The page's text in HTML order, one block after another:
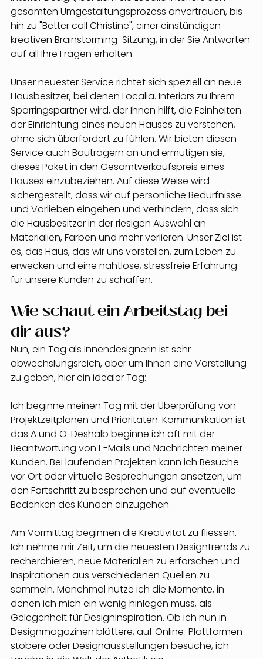
gesamten Umgestaltungsprozess anvertrauen, bis
hin zu "Better call Christine", einer einstündigen
kreativen Brainstorming-Sitzung, in der Sie Antworten
auf all Ihre Fragen erhalten.
Unser neuester Service richtet sich speziell an neue
Hausbesitzer, bei denen Localia. Interiors zu Ihrem
Sparringspartner wird, der Ihnen hilft, die Feinheiten
der Einrichtung eines neuen Hauses zu verstehen,
ohne sich überfordert zu fühlen. Wir bieten diesen
Service auch Bauträgern an und ermutigen sie,
dieses Paket in den Gesamtverkaufspreis eines
Hauses einzubeziehen. Auf diese Weise wird
sichergestellt, dass wir auf persönliche Bedürfnisse
und Vorlieben eingehen und verhindern, dass sich
die Hausbesitzer in der riesigen Auswahl an
Materialien, Farben und mehr verlieren. Unser Ziel ist
es, das Haus, das wir uns vorstellen, zum Leben zu
erwecken und eine nahtlose, stressfreie Erfahrung
für unsere Kunden zu schaffen.
Wie schaut ein Arbeitstag bei
dir aus?
Nun, ein Tag als Innendesignerin ist sehr
abwechslungsreich, aber um Ihnen eine Vorstellung
zu geben, hier ein idealer Tag:
Ich beginne meinen Tag mit der Überprüfung von
Projektzeitplänen und Prioritäten. Kommunikation ist
das A und O. Deshalb beginne ich oft mit der
Beantwortung von E-Mails und Nachrichten meiner
Kunden. Bei laufenden Projekten kann ich Besuche
vor Ort oder virtuelle Besprechungen ansetzen, um
den Fortschritt zu besprechen und auf eventuelle
Bedenken des Kunden einzugehen.
Am Vormittag beginnen die Kreativität zu fliessen.
Ich nehme mir Zeit, um die neuesten Designtrends zu
recherchieren, neue Materialien zu erforschen und
Inspirationen aus verschiedenen Quellen zu
sammeln. Manchmal nutze ich die Momente, in
denen ich mich ein wenig hinlegen muss, als
Gelegenheit für Designinspiration. Ob ich nun in
Designmagazinen blättere, auf Online-Plattformen
stöbere oder Designausstellungen besuche, ich